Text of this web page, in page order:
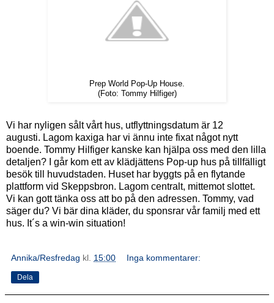
Prep World Pop-Up House.
(Foto: Tommy Hilfiger)
Vi har nyligen sålt vårt hus, utflyttningsdatum är 12
augusti. Lagom kaxiga har vi ännu inte fixat något nytt
boende. Tommy Hilfiger kanske kan hjälpa oss med den lilla
detaljen? I går kom ett av klädjättens Pop-up hus på tillfälligt
besök till huvudstaden. Huset har byggts på en flytande
plattform vid Skeppsbron. Lagom centralt, mittemot slottet.
Vi kan gott tänka oss att bo på den adressen. Tommy, vad
säger du? Vi bär dina kläder, du sponsrar vår familj med ett
hus. It´s a win-win situation!
Annika/Resfredag kl. 15:00 Inga kommentarer:
Dela